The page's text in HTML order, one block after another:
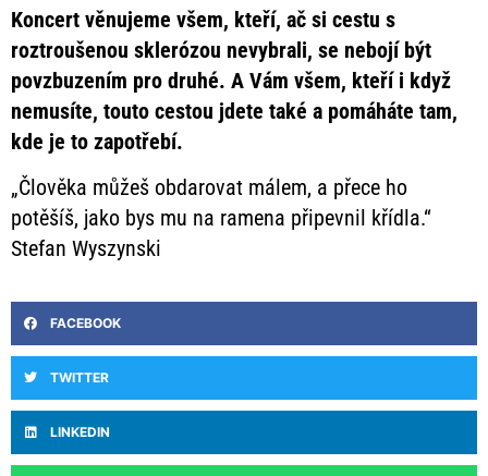
Koncert věnujeme všem, kteří, ač si cestu s
roztroušenou sklerózou nevybrali, se nebojí být
povzbuzením pro druhé. A Vám všem, kteří i když
nemusíte, touto cestou jdete také a pomáháte tam,
kde je to zapotřebí.
„Člověka můžeš obdarovat málem, a přece ho
potěšíš, jako bys mu na ramena připevnil křídla.“
Stefan Wyszynski
FACEBOOK
TWITTER
LINKEDIN